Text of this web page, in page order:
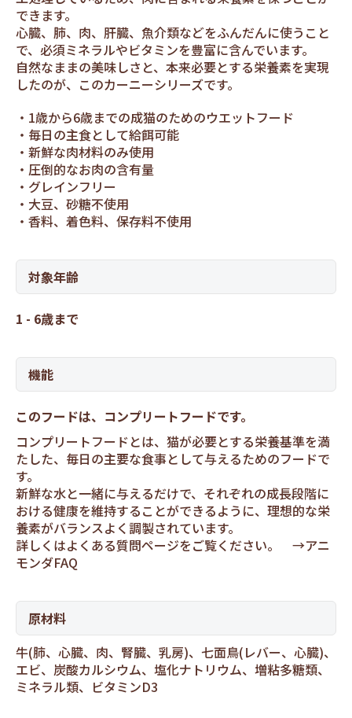
できます。
心臓、肺、肉、肝臓、魚介類などをふんだんに使うこと
で、必須ミネラルやビタミンを豊富に含んでいます。
自然なままの美味しさと、本来必要とする栄養素を実現
したのが、このカーニーシリーズです。
1歳から6歳までの成猫のためのウエットフード
毎日の主食として給餌可能
新鮮な肉材料のみ使用
圧倒的なお肉の含有量
グレインフリー
大豆、砂糖不使用
香料、着色料、保存料不使用
対象年齢
1 - 6歳まで
機能
このフードは、コンプリートフードです。
コンプリートフードとは、猫が必要とする栄養基準を満
たした、毎日の主要な食事として与えるためのフードで
す。
新鮮な水と一緒に与えるだけで、それぞれの成長段階に
おける健康を維持することができるように、理想的な栄
養素がバランスよく調製されています。
詳しくはよくある質問ページをご覧ください。 →アニ
モンダFAQ
原材料
牛(肺、心臓、肉、腎臓、乳房)、七面鳥(レバー、心臓)、
エビ、炭酸カルシウム、塩化ナトリウム、増粘多糖類、
ミネラル類、ビタミンD3